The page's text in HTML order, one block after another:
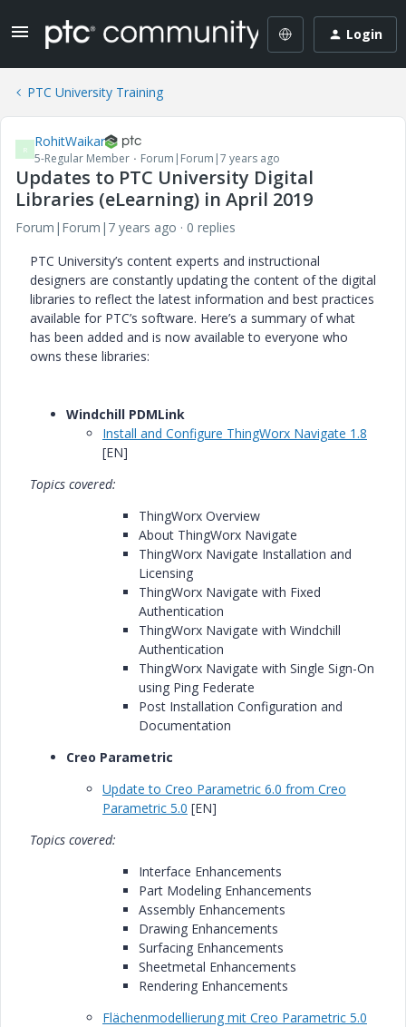
Login
PTC University Training
R RohitWaikar
5-Regular Member Forum|Forum|7 years ago
Updates to PTC University Digital
Libraries (eLearning) in April 2019
Forum|Forum|7 years ago
0 replies
PTC University’s content experts and instructional
designers are constantly updating the content of the digital
libraries to reflect the latest information and best practices
available for PTC’s software. Here’s a summary of what
has been added and is now available to everyone who
owns these libraries:
Windchill PDMLink
Install and Configure ThingWorx Navigate 1.8
[EN]
Topics covered:
ThingWorx Overview
About ThingWorx Navigate
ThingWorx Navigate Installation and
Licensing
ThingWorx Navigate with Fixed
Authentication
ThingWorx Navigate with Windchill
Authentication
ThingWorx Navigate with Single Sign-On
using Ping Federate
Post Installation Configuration and
Documentation
Creo Parametric
Update to Creo Parametric 6.0 from Creo
Parametric 5.0 [EN]
Topics covered:
Interface Enhancements
Part Modeling Enhancements
Assembly Enhancements
Drawing Enhancements
Surfacing Enhancements
Sheetmetal Enhancements
Rendering Enhancements
Flächenmodellierung mit Creo Parametric 5.0